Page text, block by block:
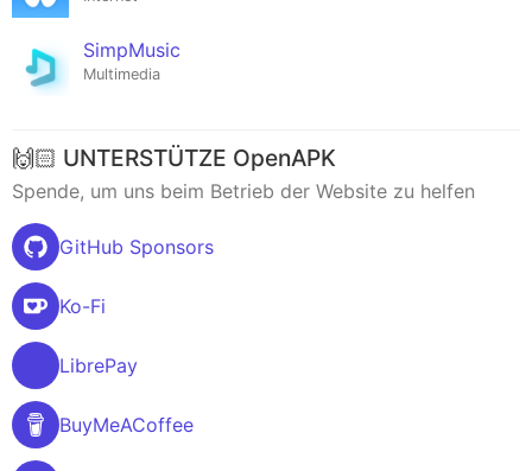
SimpMusic
Multimedia
🙌🏻 UNTERSTÜTZE OpenAPK
Spende, um uns beim Betrieb der Website zu helfen
GitHub Sponsors
Ko-Fi
LibrePay
BuyMeACoffee